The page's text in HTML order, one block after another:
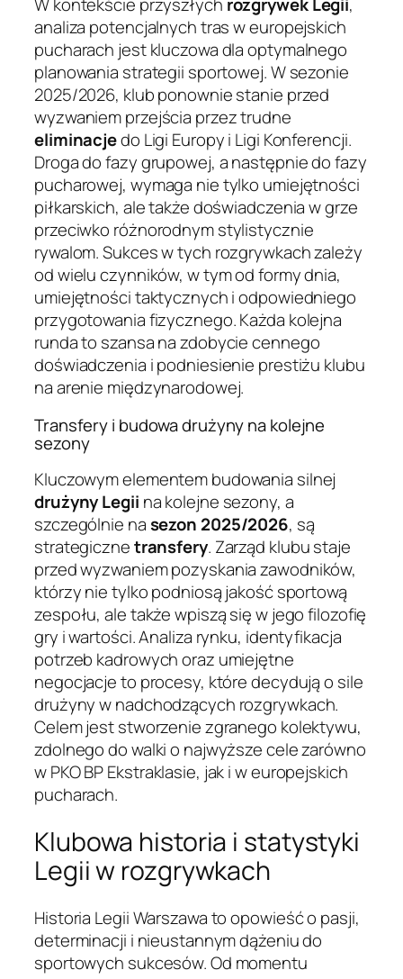
W kontekście przyszłych rozgrywek Legii,
analiza potencjalnych tras w europejskich
pucharach jest kluczowa dla optymalnego
planowania strategii sportowej. W sezonie
2025/2026, klub ponownie stanie przed
wyzwaniem przejścia przez trudne
eliminacjedo Ligi Europy i Ligi Konferencji.
Droga do fazy grupowej, a następnie do fazy
pucharowej, wymaga nie tylko umiejętności
piłkarskich, ale także doświadczenia w grze
przeciwko różnorodnym stylistycznie
rywalom. Sukces w tych rozgrywkach zależy
od wielu czynników, w tym od formy dnia,
umiejętności taktycznych i odpowiedniego
przygotowania fizycznego. Każda kolejna
runda to szansa na zdobycie cennego
doświadczenia i podniesienie prestiżu klubu
na arenie międzynarodowej.
Transfery i budowa drużyny na kolejne
sezony
Kluczowym elementem budowania silnej
drużyny Legii na kolejne sezony, a
szczególnie nasezon 2025/2026, są
strategicznetransfery. Zarząd klubu staje
przed wyzwaniem pozyskania zawodników,
którzy nie tylko podniosą jakość sportową
zespołu, ale także wpiszą się w jego filozofię
gry i wartości. Analiza rynku, identyfikacja
potrzeb kadrowych oraz umiejętne
negocjacje to procesy, które decydują o sile
drużyny w nadchodzących rozgrywkach.
Celem jest stworzenie zgranego kolektywu,
zdolnego do walki o najwyższe cele zarówno
w PKO BP Ekstraklasie, jak i w europejskich
pucharach.
Klubowa historia i statystyki
Legii w rozgrywkach
Historia Legii Warszawa to opowieść o pasji,
determinacji i nieustannym dążeniu do
sportowych sukcesów. Od momentu